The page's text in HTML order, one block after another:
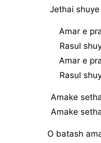
Jethai
Amar e
Rasul
Amar e
Rasul
Amake
Amake
O batash